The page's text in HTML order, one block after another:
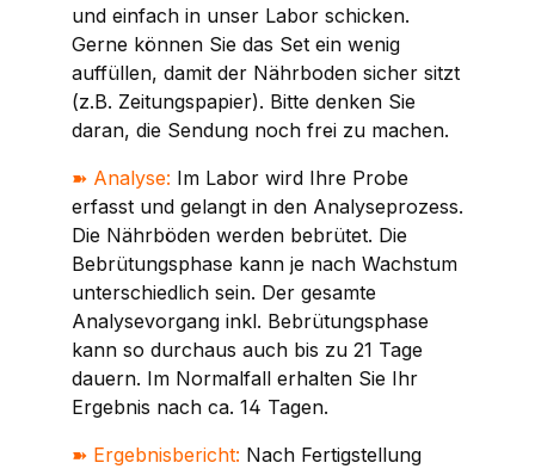
und einfach in unser Labor schicken.
Gerne können Sie das Set ein wenig
auffüllen, damit der Nährboden sicher sitzt
(z.B. Zeitungspapier). Bitte denken Sie
daran, die Sendung noch frei zu machen.
➽ Analyse: Im Labor wird Ihre Probe
erfasst und gelangt in den Analyseprozess.
Die Nährböden werden bebrütet. Die
Bebrütungsphase kann je nach Wachstum
unterschiedlich sein. Der gesamte
Analysevorgang inkl. Bebrütungsphase
kann so durchaus auch bis zu 21 Tage
dauern. Im Normalfall erhalten Sie Ihr
Ergebnis nach ca. 14 Tagen.
➽ Ergebnisbericht: Nach Fertigstellung